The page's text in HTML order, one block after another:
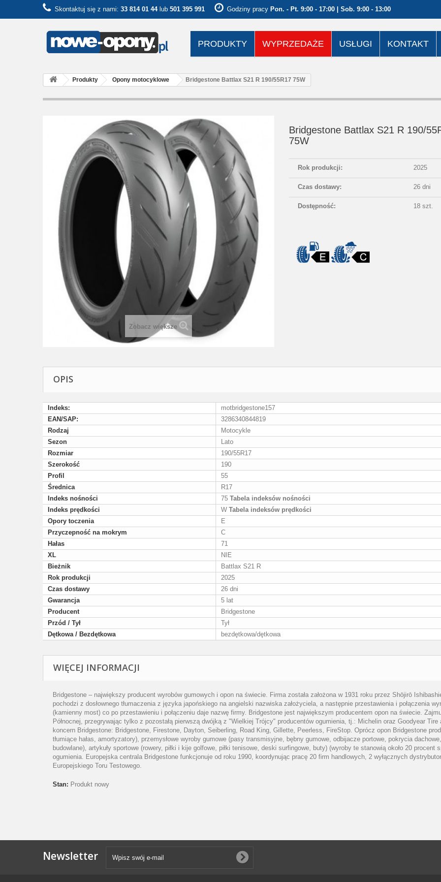
Skontaktuj się z nami: 33 814 01 44lub 501 395 991 Godziny pracy Pon. - Pt. 9:00 - 17:00 | Sob. 9:00 - 13:00
PRODUKTY WYPRZEDAŻE USŁUGI KONTAKT
Produkty Opony motocyklowe Bridgestone Battlax S21 R 190/55R17 75W
Zobacz większe
Bridgestone Battlax S21 R 190/
75W
Rok produkcji: 2025
Czas dostawy: 26 dni
Dostępność: 18 szt.
OPIS
Indeks:
motbridgestone157
EAN/SAP:
3286340844819
Rodzaj
Motocykle
Sezon
Lato
Rozmiar
190/55R17
Szerokość
190
Profil
55
Średnica
R17
Indeks nośności
75 Tabela indeksów nośności
Indeks prędkości
W Tabela indeksów prędkości
Opory toczenia
E
Przyczepność na mokrym
C
Hałas
71
XL
NIE
Bieżnik
Battlax S21 R
Rok produkcji
2025
Czas dostawy
26 dni
Gwarancja
5 lat
Producent
Bridgestone
Przód / Tył
Tył
Dętkowa / Bezdętkowa
bezdętkowa/dętkowa
WIĘCEJ INFORMACJI
Bridgestone – największy producent wyrobów gumowych i opon na świecie. Firma została założona w 1931 roku przez Shōjirō
pochodzi z dosłownego tłumaczenia z języka japońskiego na angielski nazwiska założyciela, a następnie przestawienia i połączenia
(kamienny most) co po przestawieniu i połączeniu daje nazwę firmy. Bridgestone jest największym producentem opon na świecie.
Północnej, przegrywając tylko z pozostałą pierwszą dwójką z "Wielkiej Trójcy" producentów ogumienia, tj.: Michelin oraz Goodyear
koncern Bridgestone: Bridgestone, Firestone, Dayton, Seiberling, Road King, Gillette, Peerless, FireStop. Oprócz opon Bridgestone
tłumiące hałas, amortyzatory), przemysłowe wyroby gumowe (pasy transmisyjne, bębny gumowe, odbijacze portowe, pokrycia
budowlane), artykuły sportowe (rowery, piłki i kije golfowe, piłki tenisowe, deski surfingowe, buty) (wyroby te stanowią około 20
ogumienia. Europejska centrala Bridgestone funkcjonuje od roku 1990, koordynując pracę 20 firm handlowych, 2 wyłącznych
Europejskiego Toru Testowego.
Stan: Produkt nowy
Newsletter